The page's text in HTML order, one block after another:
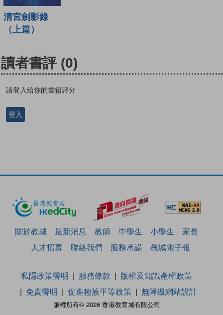
清宮劍影錄
（上篇）
讀者書評 (0)
請登入給你的書籍評分
登入
關於教城 最新消息 教師 中學生 小學生
家長
人才招募
聯絡我們 服務承諾 教城電子報
版權所有© 2026 香港教育城有限公司
私隱政策聲明 服務條款
版權及知識產權政策
免責聲明
促進種族平等政策 無障礙網站設計